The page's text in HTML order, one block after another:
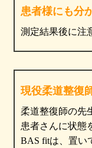
患者様にも分
測定結果後に注
現役柔道整復
柔道整復師の先
患者さんに状態
BAS fitは、置い